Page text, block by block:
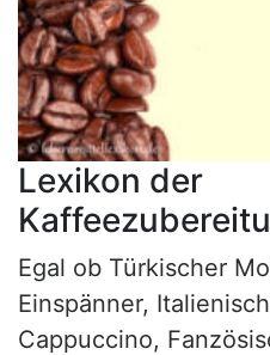
Lexikon der
Egal ob Türkischer
Einspänner,
Cappuccino,